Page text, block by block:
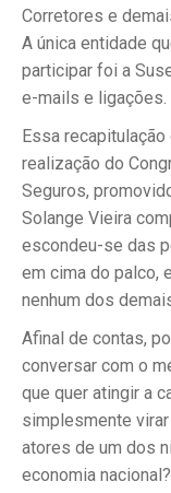
Corretores e
A única entidade
participar foi a
e-mails e ligações.
Essa
realização do
Seguros,
Solange Vieira
escondeu-se das
em cima do palco,
nenhum dos
Afinal de contas,
conversar com o
que quer atingir a
simplesmente
atores de um dos
economia nacional?